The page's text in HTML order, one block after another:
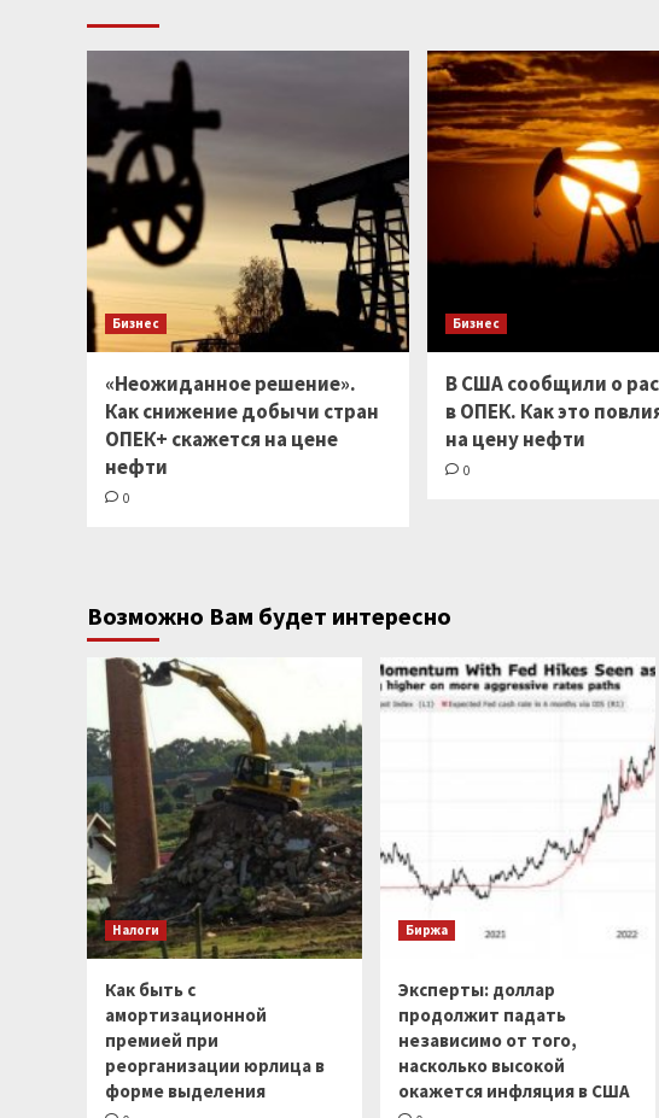
Бизнес
«Неожиданное решение».
Как снижение добычи стран
ОПЕК+ скажется на цене
нефти
0
Бизнес
В США сообщили о
в ОПЕК. Как это
на цену нефти
0
Возможно Вам будет интересно
Налоги
Как быть с
амортизационной
премией при
реорганизации юрлица в
форме выделения
Биржа
Эксперты: доллар
продолжит падать
независимо от того,
насколько высокой
окажется инфляция в США